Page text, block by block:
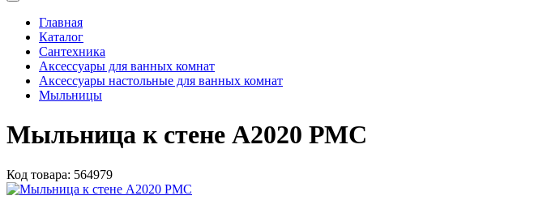
Главная
Каталог
Сантехника
Аксессуары для ванных комнат
Аксессуары настольные для ванных комнат
Мыльницы
Мыльница к стене A2020 РМС
Код товара: 564979